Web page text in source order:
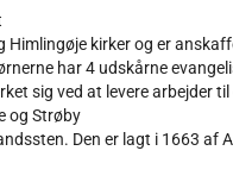
Himlingøje kirker og er
har 4 udskårne
sig ved at levere arbejder
og Strøby
Den er lagt i 1663